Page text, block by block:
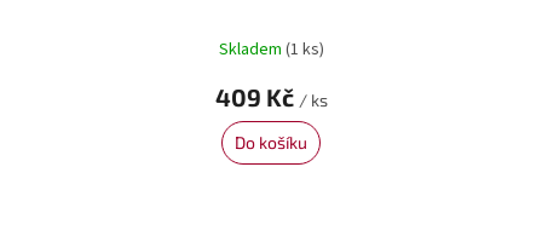
Skladem (1 ks)
409 Kč / ks
Do košíku